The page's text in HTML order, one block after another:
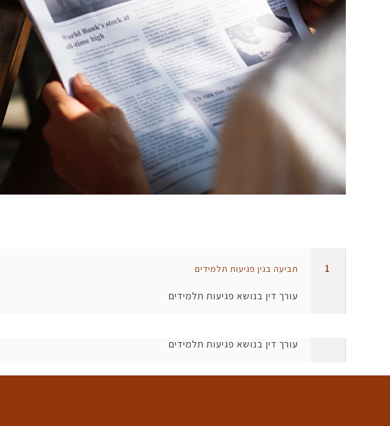
1 תביעה בגין פגיעות תלמידים
עורך דין בנושא פגיעות תלמידים
עורך דין בנושא פגיעות תלמידים